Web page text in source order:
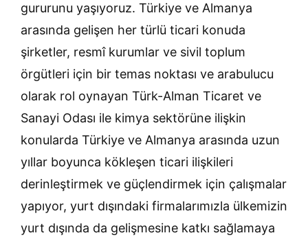
gururunu yaşıyoruz. Türkiye ve Almanya
arasında gelişen her türlü ticari konuda
şirketler, resmî kurumlar ve sivil toplum
örgütleri için bir temas noktası ve arabulucu
olarak rol oynayan Türk-Alman Ticaret ve
Sanayi Odası ile kimya sektörüne ilişkin
konularda Türkiye ve Almanya arasında uzun
yıllar boyunca kökleşen ticari ilişkileri
derinleştirmek ve güçlendirmek için çalışmalar
yapıyor, yurt dışındaki firmalarımızla ülkemizin
yurt dışında da gelişmesine katkı sağlamaya